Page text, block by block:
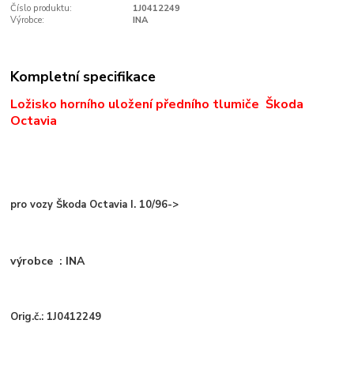
Číslo produktu:
1J0412249
Výrobce:
INA
Kompletní specifikace
Ložisko horního uložení předního tlumiče Škoda
Octavia
pro vozy Škoda Octavia I. 10/96->
výrobce : INA
Orig.č.: 1J0412249